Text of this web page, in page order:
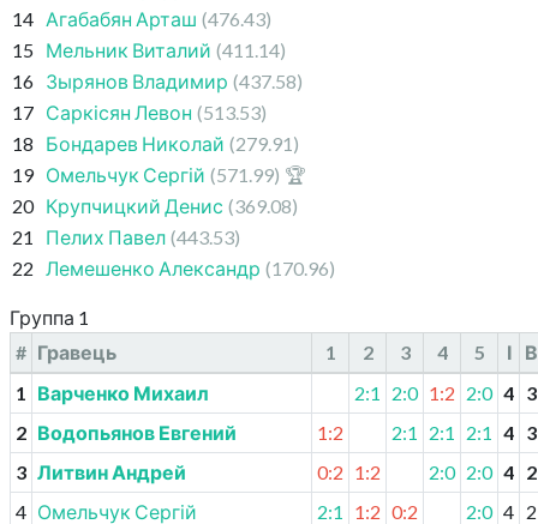
14 Агабабян Арташ (476.43)
15 Мельник Виталий (411.14)
16 Зырянов Владимир (437.58)
17 Саркісян Левон (513.53)
18
Бондарев Николай (279.91)
19 Омельчук Сергій (571.99) 🏆
20 Крупчицкий Денис (369.08)
21
Пелих Павел (443.53)
22
Лемешенко Александр (170.96)
Группа 1
# Гравець 1 2 3 4 5 І
В
1
Варченко Михаил 2:1 2:0 1:2 2:0 4 3
2 Водопьянов Евгений 1:2 2:1 2:1 2:1 4 3
3 Литвин Андрей 0:2 1:2 2:0 2:0 4 2
4 Омельчук Сергій 2:1 1:2 0:2 2:0 4 2